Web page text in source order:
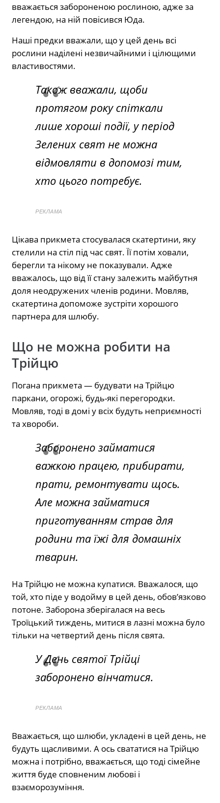
вважається забороненою рослиною, адже за
легендою, на ній повісився Юда.
Наші предки вважали, що у цей день всі
рослини наділені незвичайними і цілющими
властивостями.
Також вважали, щоби
протягом року спіткали
лише хороші події, у період
Зелених свят не можна
відмовляти в допомозі тим,
хто цього потребує.
РЕКЛАМА
Цікава прикмета стосувалася скатертини, яку
стелили на стіл під час свят. Її потім ховали,
берегли та нікому не показували. Адже
вважалось, що від її стану залежить майбутня
доля неодружених членів родини. Мовляв,
скатертина допоможе зустріти хорошого
партнера для шлюбу.
Що не можна робити на
Трійцю
Погана прикмета — будувати на Трійцю
паркани, огорожі, будь-які перегородки.
Мовляв, тоді в домі у всіх будуть неприємності
та хвороби.
Заборонено займатися
важкою працею, прибирати,
прати, ремонтувати щось.
Але можна займатися
приготуванням страв для
родини та їжі для домашніх
тварин.
На Трійцю не можна купатися. Вважалося, що
той, хто піде у водойму в цей день, обов’язково
потоне. Заборона зберігалася на весь
Троїцький тиждень, митися в лазні можна було
тільки на четвертий день після свята.
У День святої Трійці
заборонено вінчатися.
РЕКЛАМА
Вважається, що шлюби, укладені в цей день, не
будуть щасливими. А ось свататися на Трійцю
можна і потрібно, вважається, що тоді сімейне
життя буде сповненим любові і
взаєморозуміння.